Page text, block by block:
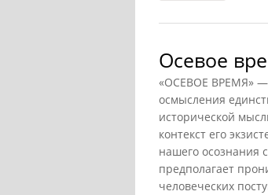
Осевое
«ОСЕВОЕ ВРЕМЯ» —
осмысления
исторической
контекст его
нашего осознания
предполагает
человеческих